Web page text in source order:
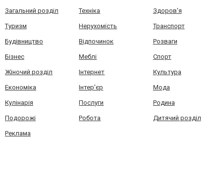
Загальний розділ Техніка Здоров'я
Туризм Нерухомість Транспорт
Будівництво Відпочинок Розваги
Бізнес Меблі Спорт
Жіночий розділ Інтернет Культура
Економіка Інтер'єр Мода
Кулінарія Послуги Родина
Подорожі Робота Дитячий розділ
Реклама